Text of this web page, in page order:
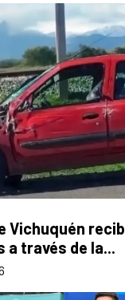
Vichuquén
través de la...